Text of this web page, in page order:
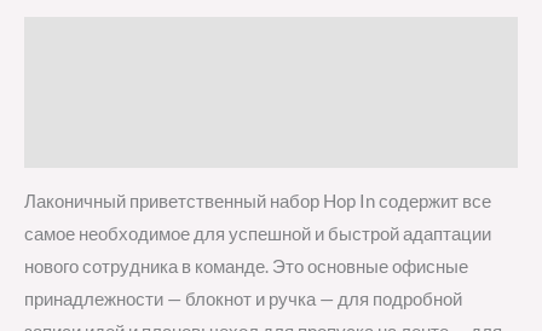
Лаконичный приветственный набор Hop In содержит все
самое необходимое для успешной и быстрой адаптации
нового сотрудника в команде. Это основные офисные
принадлежности — блокнот и ручка — для подробной